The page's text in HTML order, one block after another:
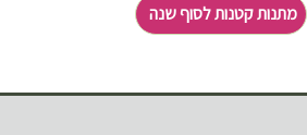
מתנות קטנות לסוף שנה